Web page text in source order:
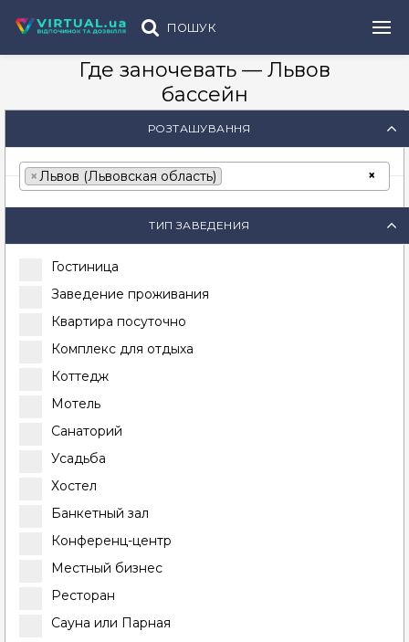
ПОШУК
Где заночевать — Львов
бассейн
РОЗТАШУВАННЯ
×
×Львов (Львовская область)
ТИП ЗАВЕДЕНИЯ
Гостиница
Заведение проживания
Квартира посуточно
Комплекс для отдыха
Коттедж
Мотель
Санаторий
Усадьба
Хостел
Банкетный зал
Конференц-центр
Местный бизнес
Ресторан
Сауна или Парная